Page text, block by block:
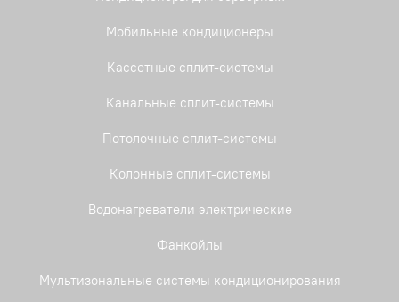
Мобильные кондиционеры
Кассетные сплит-системы
Канальные сплит-системы
Потолочные сплит-системы
Колонные сплит-системы
Водонагреватели электрические
Фанкойлы
Мультизональные системы кондиционирования